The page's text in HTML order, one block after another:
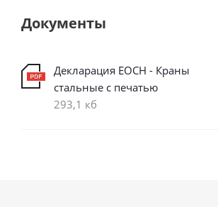
Документы
Декларация ЕОСН - Краны
стальные с печатью
293,1 кб